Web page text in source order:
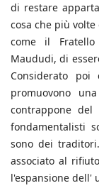
di restare
cosa che più
come il Fratello
Maududi, di
Considerato
promuovono
contrappone
fondamentalisti
sono dei
associato al
l'espansione dell'